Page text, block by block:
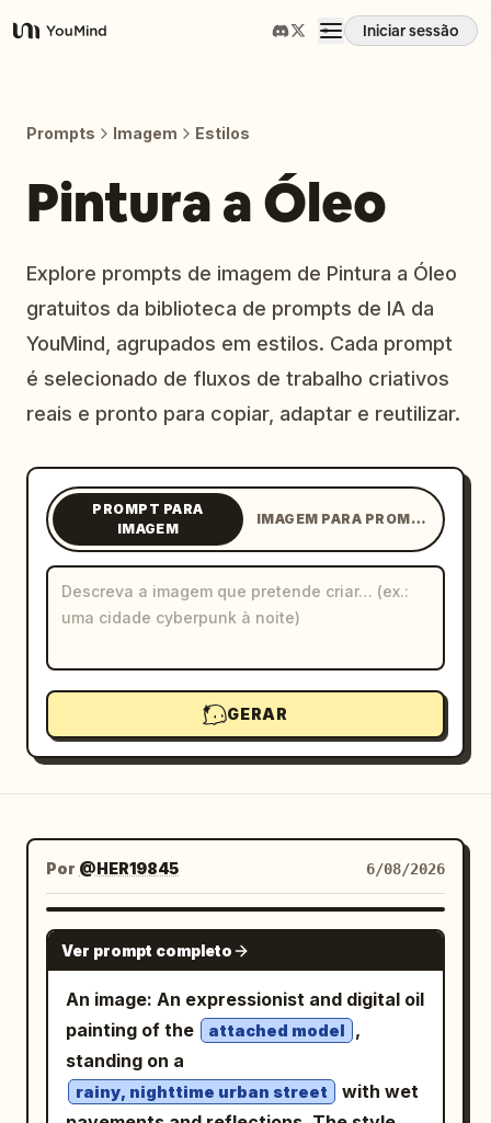
YouMind
Iniciar sessão
Prompts
Preços
Blogue
Atualizações
Prompts Imagem Estilos
Pintura a Óleo
Explore prompts de imagem de Pintura a Óleo
gratuitos da biblioteca de prompts de IA da
YouMind, agrupados em estilos. Cada prompt
é selecionado de fluxos de trabalho criativos
reais e pronto para copiar, adaptar e reutilizar.
PROMPT PARA
IMAGEM
IMAGEM PARA PROMPT
GERAR
Por @HER19845 6/08/2026
GPT IMAGE 2
Ver prompt completo
An image: An expressionist and digital oil
painting of the
attached model
,
standing on a
rainy, nighttime urban street
with wet